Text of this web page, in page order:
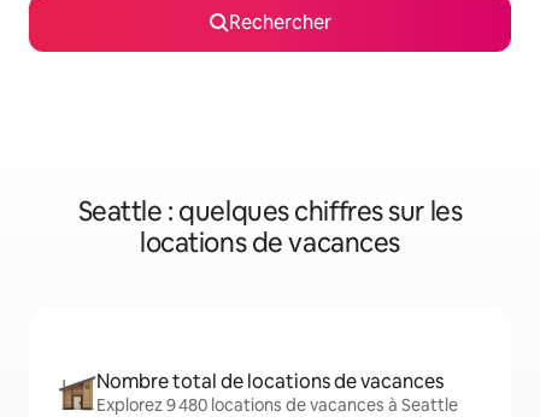
Rechercher
Seattle : quelques chiffres sur les
locations de vacances
Nombre total de locations de vacances
Explorez 9 480 locations de vacances à Seattle